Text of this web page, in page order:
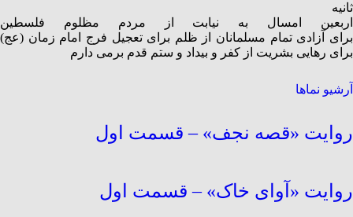
ثانیه
اربعین امسال
به نیابت از مردم مظلوم فلسطین
برای آزادی تمام مسلمانان از ظلم برای تعجیل فرج امام زمان (عج)
برای رهایی بشریت از کفر و بیداد و ستم قدم برمی دارم
آرشیو نماها
روایت «قصه نجف» – قسمت اول
روایت «آوای خاک» – قسمت اول